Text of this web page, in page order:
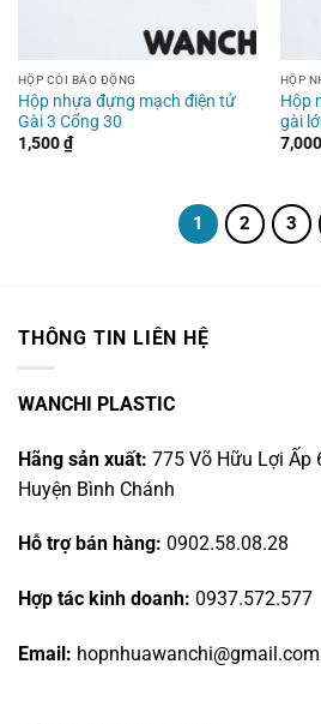
HỘP CÒI BÁO ĐỘNG
Hộp nhựa đựng mạch điện tử
Gài 3 Cổng 30
1,500₫
HỘP
Hộp
gài
7,000
1 2 3
THÔNG TIN LIÊN HỆ
WANCHI PLASTIC
Hãng sản xuất: 775 Võ Hữu Lợi Ấp
Huyện Bình Chánh
Hỗ trợ bán hàng: 0902.58.08.28
Hợp tác kinh doanh: 0937.572.577
Email: hopnhuawanchi@gmail.com